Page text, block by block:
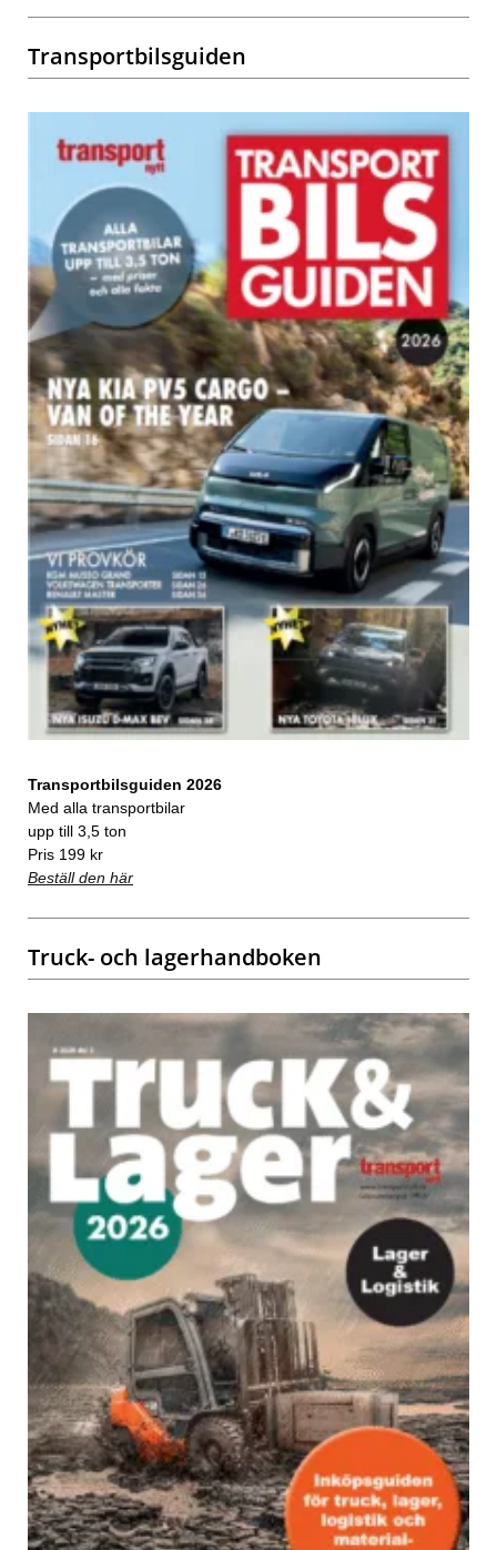
Transportbilsguiden
Transportbilsguiden 2026
Med alla transportbilar
upp till 3,5 ton
Pris 199 kr
Beställ den här
Truck- och lagerhandboken